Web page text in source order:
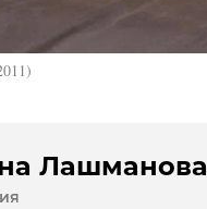
Лашманова